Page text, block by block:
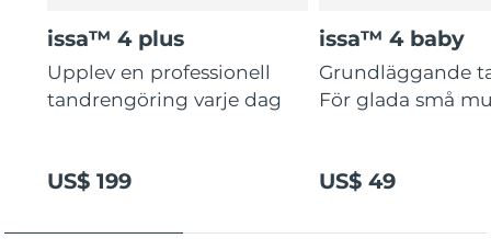
issa™ 4 plus
Upplev en professionell
tandrengöring varje dag
US$ 199
issa™ 4 baby
Grundläggande
För glada små
US$ 49